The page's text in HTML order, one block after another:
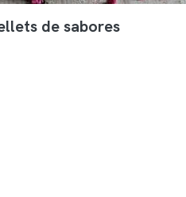
de sabores